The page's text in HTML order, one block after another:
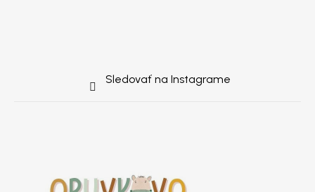
Sledovať na Instagrame